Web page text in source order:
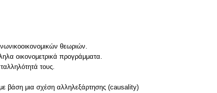
θεωριών.
οικονομετρικά προγράμματα.
τους.
με βάση μια σχέση αλληλεξάρτησης (causality)